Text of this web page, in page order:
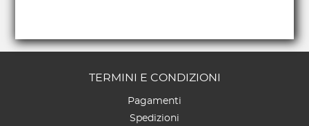
TERMINI E CONDIZIONI
Pagamenti
Spedizioni